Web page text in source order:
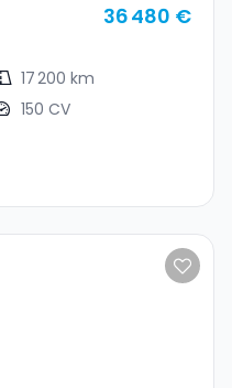
36 480 €
17 200 km
150 CV